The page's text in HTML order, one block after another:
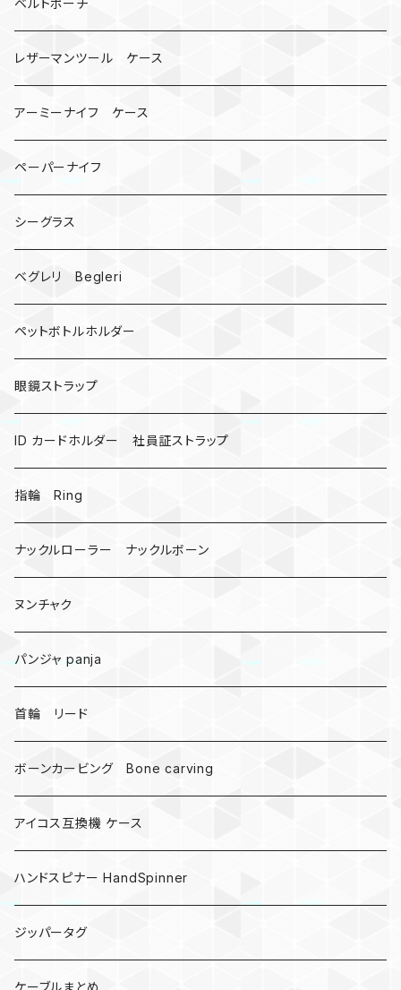
オニヤンマ
ビーズ
手裏剣
クロス十字架
ドリームキャッチャー
カウベル 熊鈴
昆虫
ミツバチ
AirTag
戦国武将、侍
悪魔の鍵
爬虫類、蛇
DNA 螺旋
受注作成_名入り、ネーム
コインケース
紙
カードケース
ベルトポーチ
レザーマンツール ケース
アーミーナイフ ケース
ペーパーナイフ
シーグラス
ベグレリ Begleri
ペットボトルホルダー
眼鏡ストラップ
ID カードホルダー 社員証ストラップ
指輪 Ring
ナックルローラー ナックルボーン
ヌンチャク
パンジャ panja
首輪 リード
ボーンカービング Bone carving
アイコス互換機 ケース
ハンドスピナー HandSpinner
ジッパータグ
ケーブルまとめ